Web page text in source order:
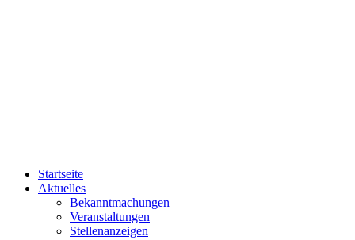
Startseite
Aktuelles
Bekanntmachungen
Veranstaltungen
Stellenanzeigen